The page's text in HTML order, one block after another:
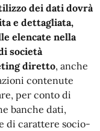
dei dati dovrà
e dettagliata,
elencate nella
società
diretto, anche
contenute
per conto di
banche dati,
di carattere socio-